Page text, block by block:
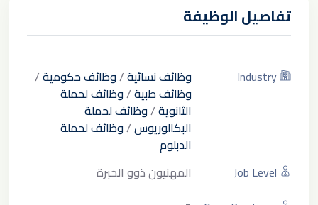
تفاصيل الوظيفة
Industry وظائف نسائية/وظائف حكومية/
وظائف طبية/وظائف لحملة
الثانوية/وظائف لحملة
البكالوريوس/وظائف لحملة
الدبلوم
Job Level
المهنيون ذوو الخبرة